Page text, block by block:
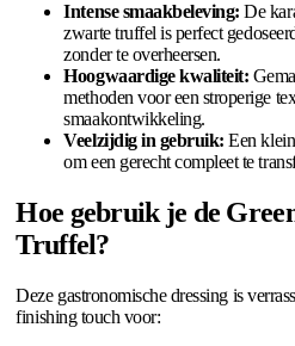
Intense smaakbeleving: De
zwarte truffel is perfect
zonder te overheersen.
Hoogwaardige kwaliteit:
methoden voor een stroperige
smaakontwikkeling.
Veelzijdig in gebruik: Een
om een gerecht compleet te
Hoe gebruik je de
Truffel?
Deze gastronomische dressing is
finishing touch voor: